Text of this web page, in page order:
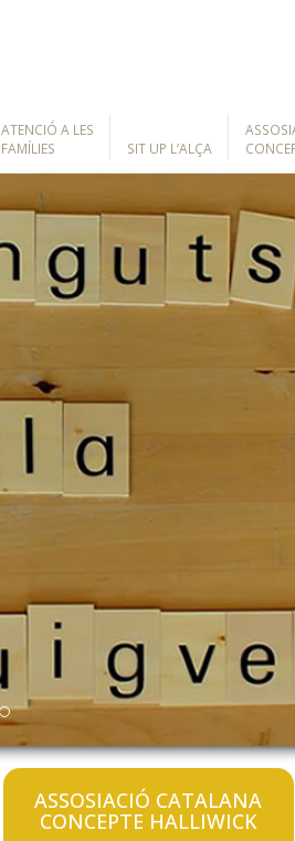
ATENCIÓ A LES
FAMÍLIES
SIT UP L’ALÇA
ASSOSIACIÓ CATALANA
CONCEPTE HALLIWICK